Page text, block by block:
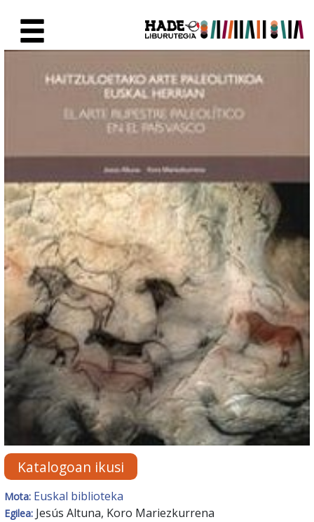
Eskuratu berriak Fitxa -
Katalogoan ikusi
Mota: Euskal biblioteka
Egilea: Jesús Altuna, Koro Mariezkurrena